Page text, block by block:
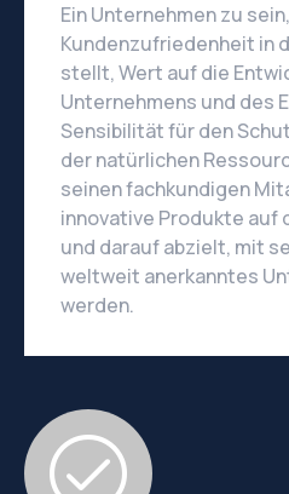
Ein Unternehmen zu
Kundenzufriedenheit in
stellt, Wert auf die
Unternehmens und des
Sensibilität für den
der natürlichen
seinen fachkundigen
innovative Produkte auf
und darauf abzielt, mit
weltweit anerkanntes
werden.